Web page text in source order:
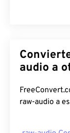
Convierte
audio a
raw-audio a